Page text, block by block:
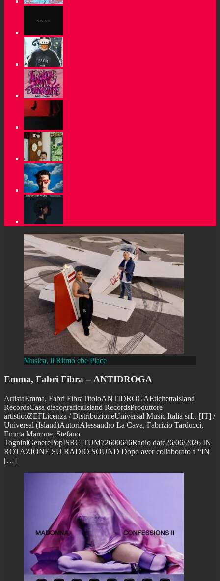
Musica, il Ritmo che Piace
Emma, Fabri Fibra – ANTIDROGA
ArtistaEmma, Fabri FibraTitoloANTIDROGAEtichettaIsland
RecordsCasa discograficaIsland RecordsProduttore
artisticoZEFLicenza / DistribuzioneUniversal Music Italia srL. [IT] /
Universal (Island)AutoriAlessandro La Cava, Fabrizio Tarducci,
Emma Marrone, Stefano
TogniniGenerePopISRCITUM72600646Radio date26/06/2026 IN
ROTAZIONE SU RADIO SOUND Dopo aver collaborato a “IN
[…]